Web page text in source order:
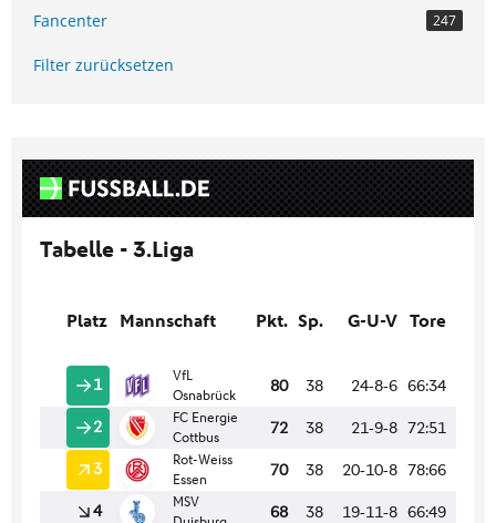
Fancenter 247
Filter zurücksetzen